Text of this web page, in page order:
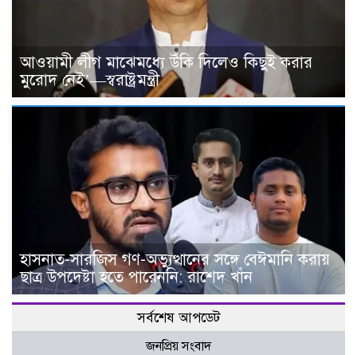
আওয়ামী লীগ মাঝেমধ্যে উঁকি দিলেও কিছুই করার
মুরোদ নেই’—স্বরাষ্ট্রমন্ত্রী
হাসনাত-সারজিস গণ-অভ্যুত্থানের সঙ্গে বেঈমানি করায়
ছাত্র উপদেষ্টা হতে পারেননি: রাশেদ খাঁন
সর্বশেষ আপডেট
জনপ্রিয় সংবাদ